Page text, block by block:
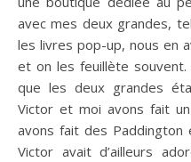
avec mes deux grandes,
les livres pop-up, nous en
et on les feuillète
que les deux grandes
Victor et moi avons fait
avons fait des
Victor avait d’ailleurs